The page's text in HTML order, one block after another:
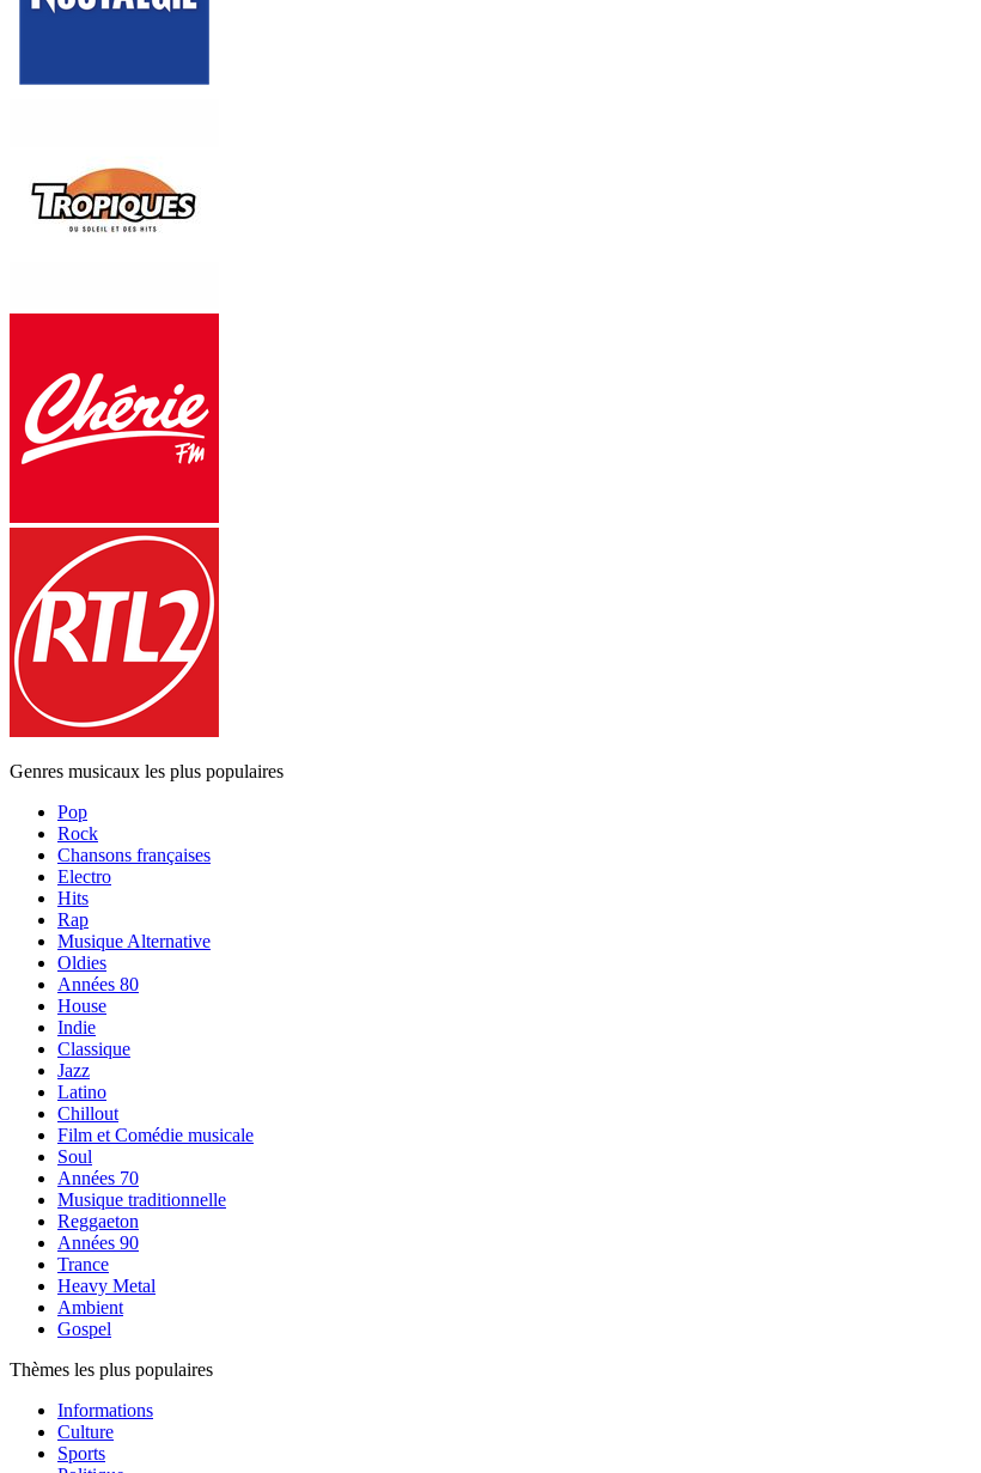
Genres musicaux les plus populaires
Pop
Rock
Chansons françaises
Electro
Hits
Rap
Musique Alternative
Oldies
Années 80
House
Indie
Classique
Jazz
Latino
Chillout
Film et Comédie musicale
Soul
Années 70
Musique traditionnelle
Reggaeton
Années 90
Trance
Heavy Metal
Ambient
Gospel
Thèmes les plus populaires
Informations
Culture
Sports